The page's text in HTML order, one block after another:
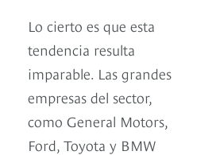
Lo cierto es que esta
tendencia resulta
imparable. Las grandes
empresas del sector,
como General Motors,
Ford, Toyota y BMW